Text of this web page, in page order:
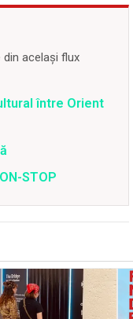
același flux
între Orient
STOP